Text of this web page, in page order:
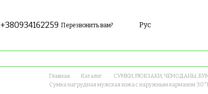
+380934162259 Перезвонить вам? Рус
Главная Каталог СУМКИ, РЮКЗАКИ, ЧЕМОДАНЫ,
Сумка нагрудная мужская кожа с наружным карманом